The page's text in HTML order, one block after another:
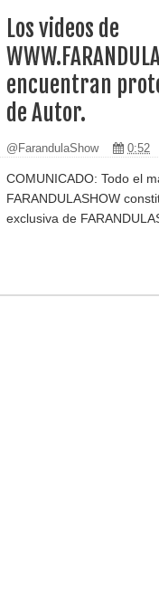
Los videos de
encuentran
de Autor.
@FarandulaShow 0:52
COMUNICADO: Todo el
FARANDULASHOW
exclusiva de